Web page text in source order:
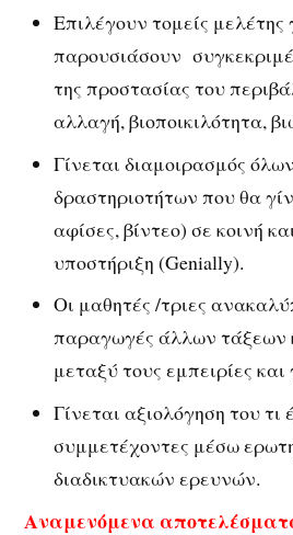
Επιλέγουν τομείς μελέτης
παρουσιάσουν
της προστασίας του
αλλαγή, βιοποικιλότητα,
Γίνεται διαμοιρασμός
δραστηριοτήτων που θα
αφίσες, βίντεο) σε κοινή
υποστήριξη (Genially).
Οι μαθητές /τριες
παραγωγές άλλων τάξεων
μεταξύ τους εμπειρίες και
Γίνεται αξιολόγηση του τι
συμμετέχοντες μέσω
διαδικτυακών ερευνών.
Αναμενόμενα